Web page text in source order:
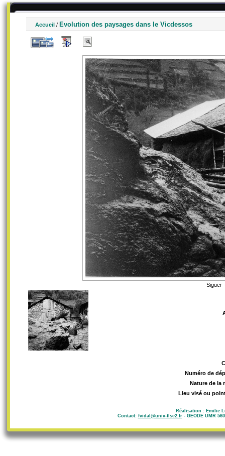
Accueil / Evolution des paysages dans le Vicdessos
Siguer
Numéro de
Nature de la
Lieu visé ou
Réalisation : Emilie
Contact: fvidal@univ-tlse2.fr- GEODE UMR